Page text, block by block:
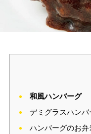
和風ハンバーグ
デミグラスハンバ
ハンバーグのお弁